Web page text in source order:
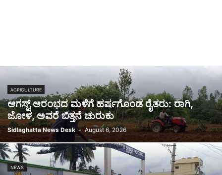
AGRICULTURE
ಆಗಸ್ಟ್ ಆರಂಭದ ಮಳೆಗೆ ಹರ್ಷಗೊಂಡ ರೈತರು: ರಾಗಿ,
ಜೋಳ, ಅವರೆ ಬಿತ್ತನೆ ಚುರುಕು
Sidlaghatta News Desk - August 6, 2026
NEWS